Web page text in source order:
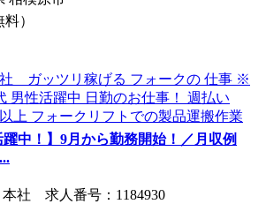
）
躍中！】9月から勤務開始！／月収例
本社 求人番号：1184930